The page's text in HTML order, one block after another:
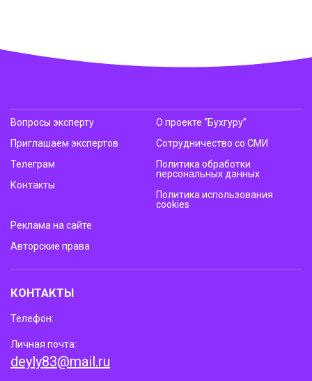
Вопросы эксперту
Приглашаем экспертов
Телеграм
Контакты
О проекте “Бухгуру”
Сотрудничество со СМИ
Политика обработки
персональных данных
Политика использования
cookies
Реклама на сайте
Авторские права
КОНТАКТЫ
Телефон:
Личная почта:
deyly83@mail.ru